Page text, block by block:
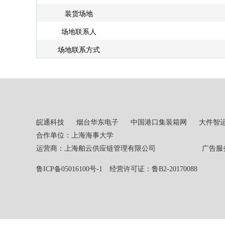
装货场地
场地联系人
场地联系方式
皖通科技 烟台华东电子 中国港口集装箱网
大件智
合作单位：上海海事大学
运营商：上海舶云供应链管理有限公司 广告服务热
鲁ICP备05016100号-1 经营许可证：鲁B2-20170088